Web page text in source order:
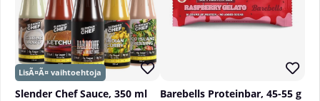
Slender Chef Sauce, 350 ml Barebells Proteinbar, 45-55 g